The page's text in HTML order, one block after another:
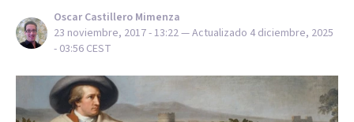
Oscar Castillero Mimenza
23 noviembre, 2017 - 13:22— Actualizado 4 diciembre, 2025
- 03:56 CEST